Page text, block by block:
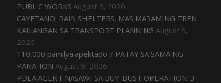
PUBLIC WORKS August 9, 2026
CAYETANO: RAIN SHELTERS, MAS MARAMING TREN
KAILANGAN SA TRANSPORT PLANNING August 9,
2026
110,000 pamilya apektado 7 PATAY SA SAMA NG
PANAHON August 9, 2026
PDEA AGENT NASAWI SA BUY-BUST OPERATION; 3